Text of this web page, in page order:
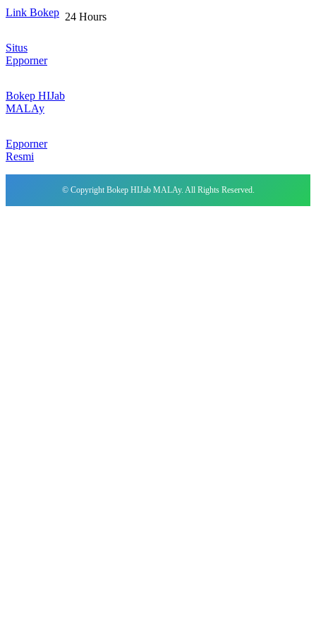
Link Bokep
Situs
Epporner
Bokep HIJab
MALAy
Epporner
Resmi
24 Hours
© Copyright Bokep HIJab MALAy. All Rights Reserved.